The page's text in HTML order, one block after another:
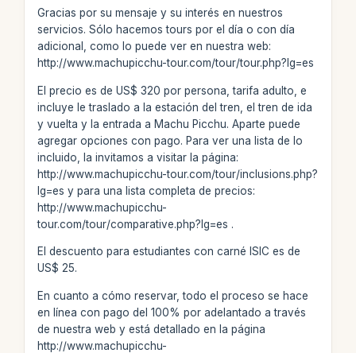
Gracias por su mensaje y su interés en nuestros
servicios. Sólo hacemos tours por el día o con día
adicional, como lo puede ver en nuestra web:
http://www.machupicchu-tour.com/tour/tour.php?lg=es
El precio es de US$ 320 por persona, tarifa adulto, e
incluye le traslado a la estación del tren, el tren de ida
y vuelta y la entrada a Machu Picchu. Aparte puede
agregar opciones con pago. Para ver una lista de lo
incluido, la invitamos a visitar la página:
http://www.machupicchu-tour.com/tour/inclusions.php?
lg=es y para una lista completa de precios:
http://www.machupicchu-
tour.com/tour/comparative.php?lg=es .
El descuento para estudiantes con carné ISIC es de
US$ 25.
En cuanto a cómo reservar, todo el proceso se hace
en línea con pago del 100% por adelantado a través
de nuestra web y está detallado en la página
http://www.machupicchu-